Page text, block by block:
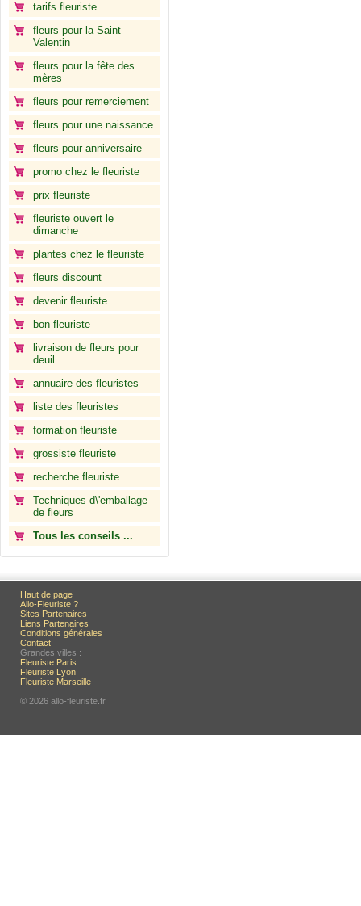
tarifs fleuriste
fleurs pour la Saint
Valentin
fleurs pour la fête des
mères
fleurs pour remerciement
fleurs pour une naissance
fleurs pour anniversaire
promo chez le fleuriste
prix fleuriste
fleuriste ouvert le
dimanche
plantes chez le fleuriste
fleurs discount
devenir fleuriste
bon fleuriste
livraison de fleurs pour
deuil
annuaire des fleuristes
liste des fleuristes
formation fleuriste
grossiste fleuriste
recherche fleuriste
Techniques d\'emballage
de fleurs
Tous les conseils ...
Haut de page
Allo-Fleuriste ?
Sites Partenaires
Liens Partenaires
Conditions générales
Contact
Grandes villes :
Fleuriste Paris
Fleuriste Lyon
Fleuriste Marseille
© 2026 allo-fleuriste.fr